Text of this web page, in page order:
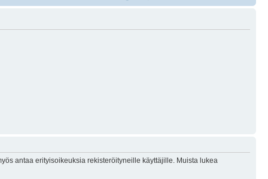
antaa erityisoikeuksia rekisteröityneille käyttäjille. Muista lukea